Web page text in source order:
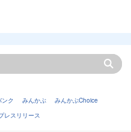
ンク みんかぶ
みんかぶChoice
レスリリース